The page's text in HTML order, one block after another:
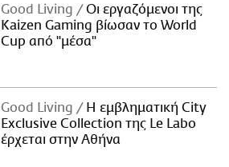
Good Living
Οι εργαζόμενοι της
Kaizen Gaming βίωσαν το World
Cup από "μέσα"
Good Living
Η εμβληματική City
Exclusive Collection της Le Labo
έρχεται στην Αθήνα